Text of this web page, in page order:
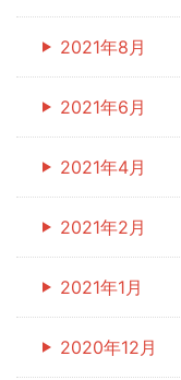
2021年8月
2021年6月
2021年4月
2021年2月
2021年1月
2020年12月